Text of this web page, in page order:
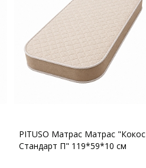
PITUSO Матрас Матрас "Кокос
Стандарт П" 119*59*10 см